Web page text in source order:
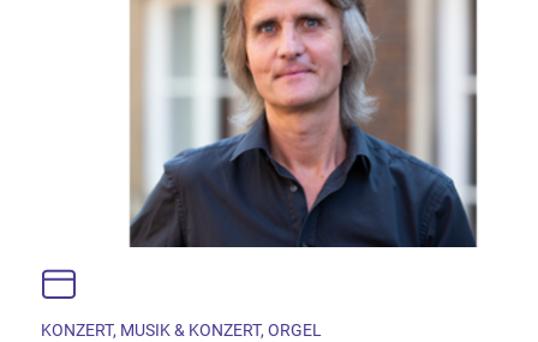
KONZERT, MUSIK & KONZERT, ORGEL